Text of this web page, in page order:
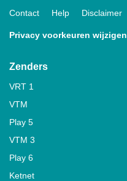
Contact Help Disclaimer
Privacy voorkeuren wijzigen
Zenders
VRT 1
VTM
Play 5
VTM 3
Play 6
Ketnet